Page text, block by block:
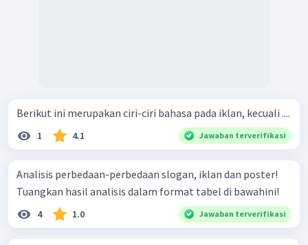
Berikut ini merupakan ciri-ciri bahasa pada iklan, kecuali ....
1 4.1 Jawaban terverifikasi
Analisis perbedaan-perbedaan slogan, iklan dan poster!
Tuangkan hasil analisis dalam format tabel di bawahini!
4 1.0 Jawaban terverifikasi